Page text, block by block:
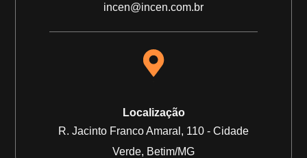
incen@incen.com.br
Localização
R. Jacinto Franco Amaral, 110 - Cidade
Verde, Betim/MG